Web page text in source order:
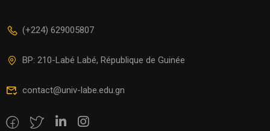
(+224) 629005807
BP: 210-Labé Labé, République de Guinée
contact@univ-labe.edu.gn